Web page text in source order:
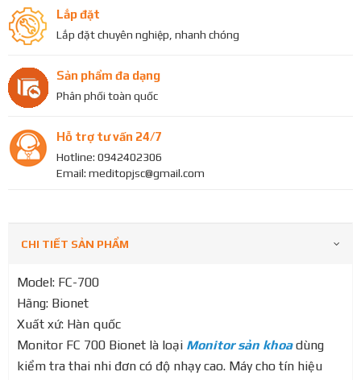
Lắp đặt
Lắp đặt chuyên nghiệp, nhanh chóng
Sản phẩm đa dạng
Phân phối toàn quốc
Hỗ trợ tư vấn 24/7
Hotline: 0942402306
Email: meditopjsc@gmail.com
CHI TIẾT SẢN PHẨM
Model: FC-700
Hãng: Bionet
Xuất xứ: Hàn quốc
Monitor FC 700 Bionet là loại Monitor sản khoadùng
kiểm tra thai nhi đơn có độ nhạy cao. Máy cho tín hiệu